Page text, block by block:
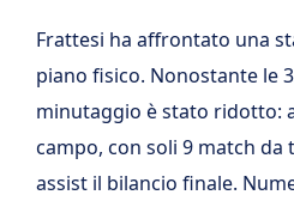
Frattesi ha affrontato una
piano fisico. Nonostante le
minutaggio è stato ridotto:
campo, con soli 9 match da
assist il bilancio finale.